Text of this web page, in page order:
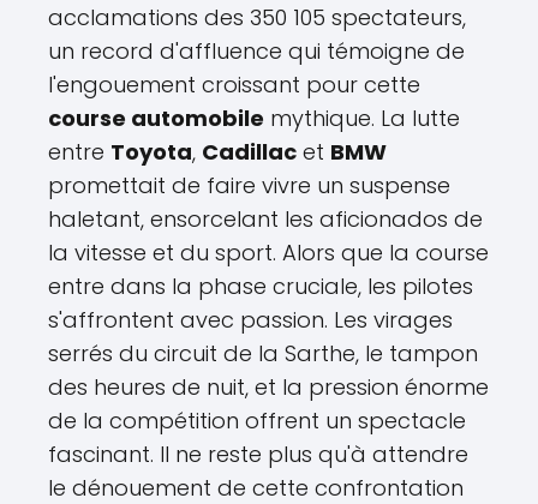
acclamations des 350 105 spectateurs,
un record d'affluence qui témoigne de
l'engouement croissant pour cette
course automobile mythique. La lutte
entre Toyota, Cadillac et BMW
promettait de faire vivre un suspense
haletant, ensorcelant les aficionados de
la vitesse et du sport. Alors que la course
entre dans la phase cruciale, les pilotes
s'affrontent avec passion. Les virages
serrés du circuit de la Sarthe, le tampon
des heures de nuit, et la pression énorme
de la compétition offrent un spectacle
fascinant. Il ne reste plus qu'à attendre
le dénouement de cette confrontation